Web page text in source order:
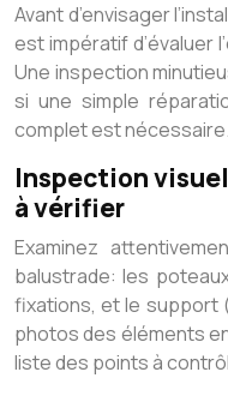
Avant d’envisager
est impératif d’évaluer
Une inspection
si une simple
complet est nécessaire.
Inspection
à vérifier
Examinez
balustrade: les
fixations, et le support
photos des éléments
liste des points à